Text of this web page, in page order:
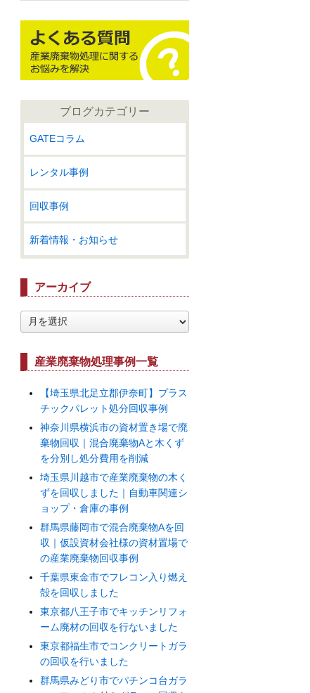
ブログカテゴリー
GATEコラム
レンタル事例
回収事例
新着情報・お知らせ
アーカイブ
ー
ブ
産業廃棄物処理事例一覧
【埼玉県北足立郡伊奈町】プラス
チックパレット処分回収事例
神奈川県横浜市の資材置き場で廃
棄物回収｜混合廃棄物Aと木くず
を分別し処分費用を削減
埼玉県川越市で産業廃棄物の木く
ずを回収しました｜自動車関連シ
ョップ・倉庫の事例
群馬県藤岡市で混合廃棄物Aを回
収｜仮設資材会社様の資材置場で
の産業廃棄物回収事例
千葉県東金市でフレコン入り燃え
殻を回収しました
東京都八王子市でキッチンリフォ
ーム廃材の回収を行ないました
東京都福生市でコンクリートガラ
の回収を行いました
群馬県みどり市でパチンコ台ガラ